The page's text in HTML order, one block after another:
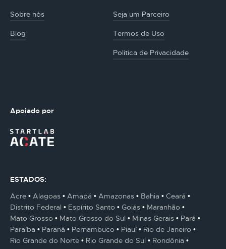
Sobre nós Seja um Parceiro
Blog Termos de Uso
Politica de Privacidade
Apoiado por
ESTADOS:
Acre
Alagoas Amapá Amazonas Bahia
Ceará
Distrito Federal
Espírito Santo Goiás
Maranhão
Mato Grosso
Mato Grosso do Sul Minas Gerais
Pará
Paraíba
Paraná Pernambuco Piauí
Rio de Janeiro
Rio Grande do Norte
Rio Grande do Sul
Rondônia